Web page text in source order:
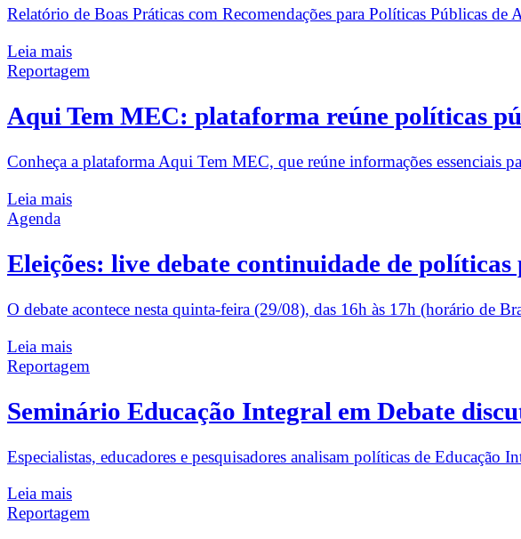
Relatório de Boas Práticas com Recomendações para Políticas Públicas
Leia mais
Reportagem
Aqui Tem MEC: plataforma reúne políticas
Conheça a plataforma Aqui Tem MEC, que reúne informações essenciais
Leia mais
Agenda
Eleições: live debate continuidade de
O debate acontece nesta quinta-feira (29/08), das 16h às 17h (horário de
Leia mais
Reportagem
Seminário Educação Integral em Debate
Especialistas, educadores e pesquisadores analisam políticas de
Leia mais
Reportagem